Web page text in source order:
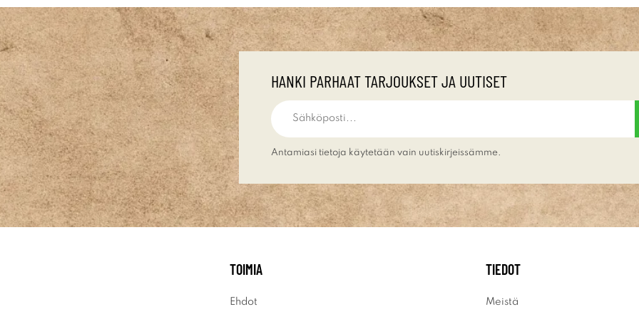
HANKI PARHAAT TARJOUKSET JA UUTISET
Antamiasi tietoja käytetään vain uutiskirjeissämme.
TOIMIA
Ehdot
TIEDOT
Meistä